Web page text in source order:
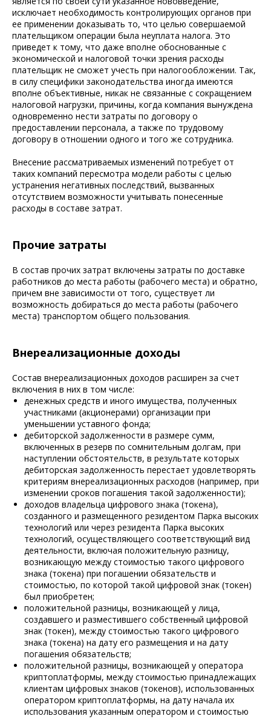
исключает необходимость контролирующих органов при
ее применении доказывать то, что целью совершаемой
плательщиком операции была неуплата налога. Это
приведет к тому, что даже вполне обоснованные с
экономической и налоговой точки зрения расходы
плательщик не сможет учесть при налогообложении. Так,
в силу специфики законодательства иногда имеются
вполне объективные, никак не связанные с сокращением
налоговой нагрузки, причины, когда компания вынуждена
одновременно нести затраты по договору о
предоставлении персонала, а также по трудовому
договору в отношении одного и того же сотрудника.
Внесение рассматриваемых изменений потребует от
таких компаний пересмотра модели работы с целью
устранения негативных последствий, вызванных
отсутствием возможности учитывать понесенные
расходы в составе затрат.
Прочие затраты
В состав прочих затрат включены затраты по доставке
работников до места работы (рабочего места) и обратно,
причем вне зависимости от того, существует ли
возможность добираться до места работы (рабочего
места) транспортом общего пользования.
Внереализационные доходы
Состав внереализационных доходов расширен за счет
включения в них в том числе:
денежных средств и иного имущества, полученных
участниками (акционерами) организации при
уменьшении уставного фонда;
дебиторской задолженности в размере сумм,
включенных в резерв по сомнительным долгам, при
наступлении обстоятельств, в результате которых
дебиторская задолженность перестает удовлетворять
критериям внереализационных расходов (например, при
изменении сроков погашения такой задолженности);
доходов владельца цифрового знака (токена),
созданного и размещенного резидентом Парка высоких
технологий или через резидента Парка высоких
технологий, осуществляющего соответствующий вид
деятельности, включая положительную разницу,
возникающую между стоимостью такого цифрового
знака (токена) при погашении обязательств и
стоимостью, по которой такой цифровой знак (токен)
был приобретен;
положительной разницы, возникающей у лица,
создавшего и разместившего собственный цифровой
знак (токен), между стоимостью такого цифрового
знака (токена) на дату его размещения и на дату
погашения обязательств;
положительной разницы, возникающей у оператора
криптоплатформы, между стоимостью принадлежащих
клиентам цифровых знаков (токенов), использованных
оператором криптоплатформы, на дату начала их
использования указанным оператором и стоимостью